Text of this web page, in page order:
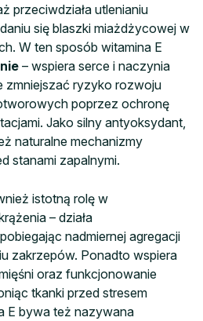
przeciwdziała utlenianiu
się blaszki miażdżycowej w
W ten sposób witamina E
– wspiera serce i naczynia
zmniejszać ryzyko rozwoju
poprzez ochronę
Jako silny antyoksydant,
naturalne mechanizmy
stanami zapalnymi.
istotną rolę w
– działa
nadmiernej agregacji
zakrzepów. Ponadto wspiera
oraz funkcjonowanie
tkanki przed stresem
E bywa też nazywana